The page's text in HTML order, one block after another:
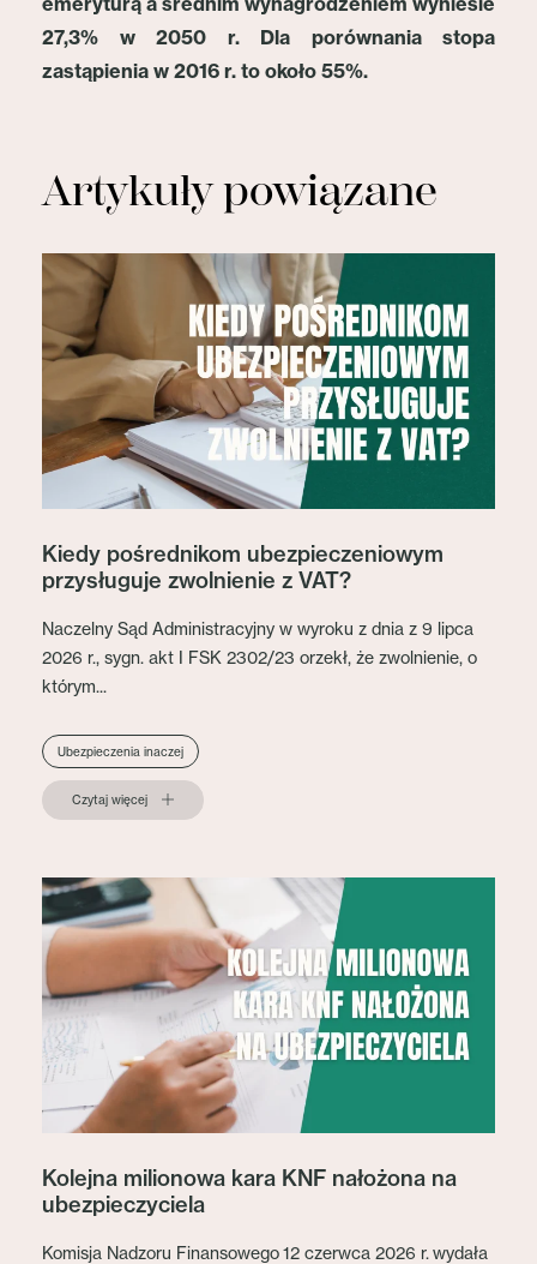
27,3% w 2050 r. Dla porównania stopa
zastąpienia w 2016 r. to około 55%.
Artykuły powiązane
Kiedy pośrednikom ubezpieczeniowym
przysługuje zwolnienie z VAT?
Naczelny Sąd Administracyjny w wyroku z dnia z 9 lipca
2026 r., sygn. akt I FSK 2302/23 orzekł, że zwolnienie, o
którym...
Ubezpieczenia inaczej
Czytaj więcej
Kolejna milionowa kara KNF nałożona na
ubezpieczyciela
Komisja Nadzoru Finansowego 12 czerwca 2026 r. wydała